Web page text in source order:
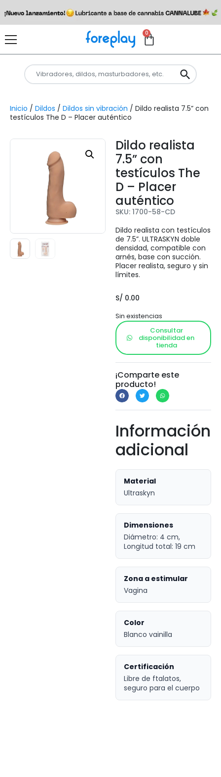
0
Inicio / Dildos / Dildos sin vibración / Dildo realista 7.5” con
testículos The D – Placer auténtico
Dildo realista
7.5” con
testículos The
D – Placer
auténtico
SKU: 1700-58-CD
Dildo realista con testículos
de 7.5”. ULTRASKYN doble
densidad, compatible con
arnés, base con succión.
Placer realista, seguro y sin
límites.
S/ 0.00
Sin existencias
Consultar
disponibilidad en
tienda
¡Comparte este
producto!
Información
adicional
Material
Ultraskyn
Dimensiones
Diámetro: 4 cm,
Longitud total: 19 cm
Zona a estimular
Vagina
Color
Blanco vainilla
Certificación
Libre de ftalatos,
seguro para el cuerpo